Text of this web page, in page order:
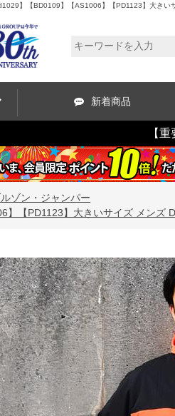
】【BD0109】【AS1006】【PD1123】大き
新着商品
【
ゾン・ジャンパー
】【PD1123】大きいサイズ メン